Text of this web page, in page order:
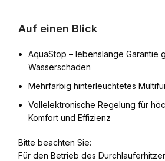
Auf einen Blick
AquaStop – lebenslange Garantie
Wasserschäden
Mehrfarbig hinterleuchtetes
Vollelektronische Regelung für
Komfort und Effizienz
Bitte beachten Sie:
Für den Betrieb des